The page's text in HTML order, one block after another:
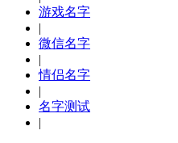
游戏名字
|
微信名字
|
情侣名字
|
名字测试
|